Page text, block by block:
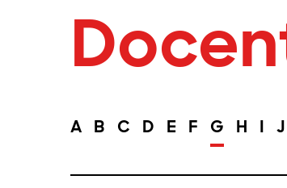
A B C D E F G H I J